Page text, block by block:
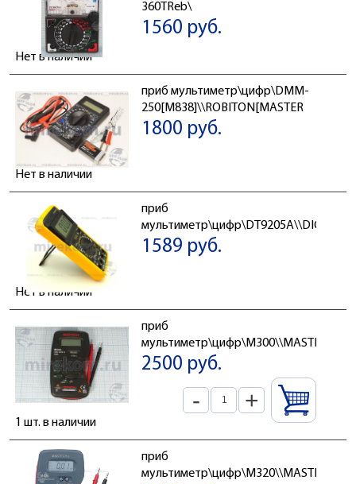
360TReb\
1560 руб.
Нет в наличии
приб мультиметр\цифр\DMM-
250[M838]\\ROBITON[MASTER
1800 руб.
Нет в наличии
приб
мультиметр\цифр\DT9205A\\DIGITAL
1589 руб.
Нет в наличии
приб
мультиметр\цифр\M300\\MASTECH
2500 руб.
- +
1 шт. в наличии
приб
мультиметр\цифр\M320\\MASTECH